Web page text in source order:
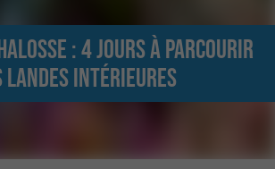
: 4 jours à parcourir
Landes intérieures